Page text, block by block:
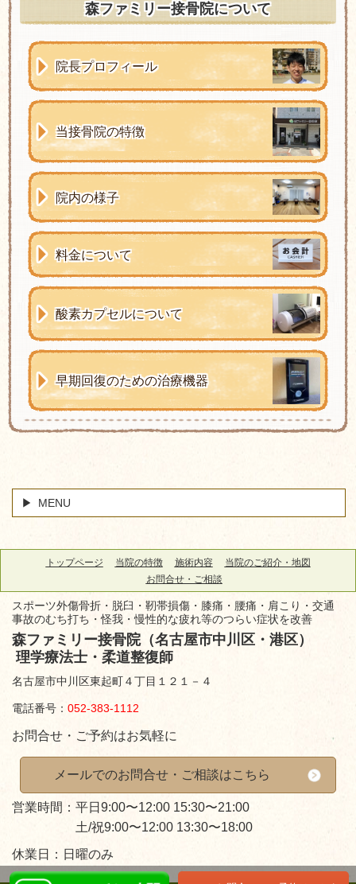
LINEで24時間予約受付中！
森ファミリー接骨院について
院長プロフィール
当接骨院の特徴
院内の様子
料金について
酸素カプセルについて
早期回復のための治療機器
MENU
トップページ 当院の特徴 施術内容
当院のご紹介・地図
お問合せ・ご相談
スポーツ外傷骨折・脱臼・靭帯損傷・膝痛・腰痛・肩こり・交通
事故のむち打ち・怪我・慢性的な疲れ等のつらい症状を改善
森ファミリー接骨院（名古屋市中川区・港区）
理学療法士・柔道整復師
名古屋市中川区東起町４丁目１２１－４
電話番号： 052-383-1112
お問合せ・ご予約はお気軽に
メールでのお問合せ・ご相談はこちら
営業時間：平日9:00〜12:00 15:30〜21:00
土/祝9:00〜12:00 13:30〜18:00
休業日：日曜のみ